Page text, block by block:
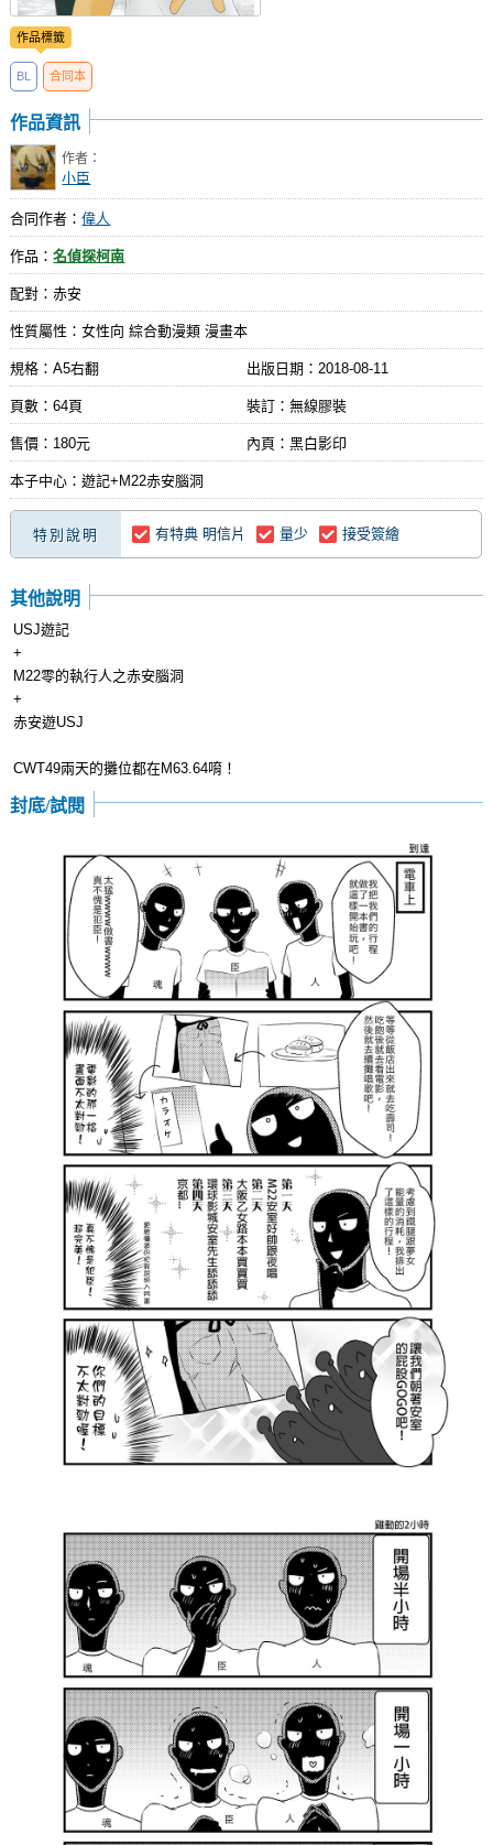
作品標籤
BL 合同本
作品資訊
作者：
小臣
合同作者：偉人
作品：名偵探柯南
配對：赤安
性質屬性：女性向 綜合動漫類 漫畫本
規格：A5右翻 出版日期： 2018-08-11
頁數：64頁 裝訂：無線膠裝
售價：180元 內頁：黑白影印
本子中心：遊記+M22赤安腦洞
特別說明 有特典 明信片 量少 接受簽繪
其他說明
USJ遊記
+
M22零的執行人之赤安腦洞
+
赤安遊USJ
CWT49兩天的攤位都在M63.64唷！
封底/試閱